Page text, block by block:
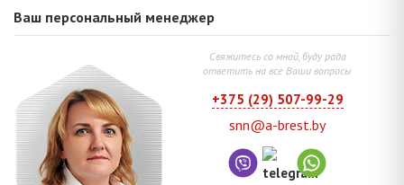
Ваш персональный менеджер
Свяжитесь со мной, буду рада
ответить на все Ваши вопросы
+375 (29) 507-99-29
snn@a-brest.by